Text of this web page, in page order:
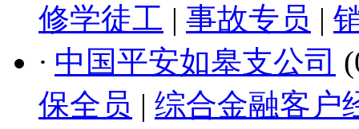
修学徒工 | 事故专员 |
· 中国平安如皋支公司
保全员 | 综合金融客户